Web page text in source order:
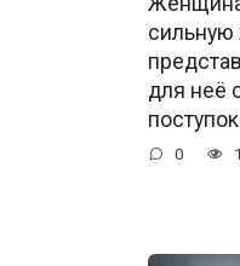
сильную
для неё
поступок
0